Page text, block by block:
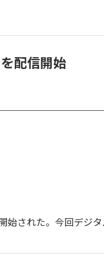
を配信開始
開始された。今回デジ